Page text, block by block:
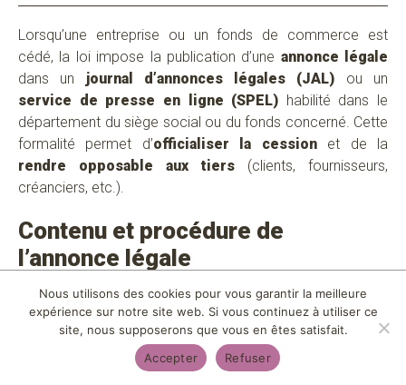
ANNONCER UNE
CESSION AUX
SALARIÉS
VOUS AIMERIEZ ÊTRE ACCOMPAGNÉ
SUR VOTRE PROJET DE CESSION ?
Lorsqu’une entreprise ou un fonds de commerce est
cédé, la loi impose la publication d’une annonce légale
dans un journal d’annonces légales (JAL) ou un
service de presse en ligne (SPEL) habilité dans le
département du siège social ou du fonds concerné. Cette
formalité permet d’officialiser la cessionet de la
rendre opposable aux tiers (clients, fournisseurs,
créanciers, etc.).
Contenu et procédure de
l’annonce légale
Délai de publication
L’annonce doit être publiéedans les 15 jours suivant la
signature de l’acte de cession.
Mentions obligatoires(conformément à l’
Nous utilisons des cookies pour vous garantir la meilleure
expérience sur notre site web. Si vous continuez à utiliser ce
site, nous supposerons que vous en êtes satisfait.
Accepter
Refuser